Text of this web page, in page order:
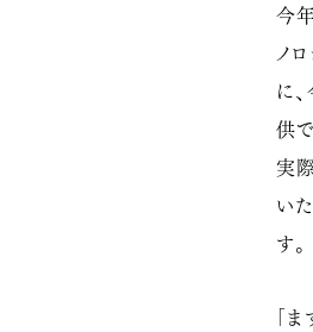
今
ノ
に
供
実
い
す。
「